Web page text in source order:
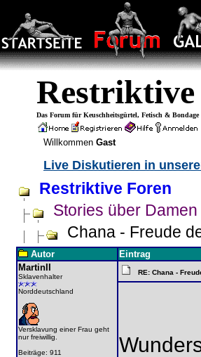
Restriktive
Das Forum für Keuschheitsgürtel, Fetisch & Bondage
Willkommen Gast
Live Diskutieren in
Restriktive Foren
Stories über Damen
Chana - Freude
Autor
Eintrag
MartinII
Sklavenhalter
Norddeutschland
Versklavung einer Frau geht
nur freiwillig.
Beiträge: 911
RE: Chana -